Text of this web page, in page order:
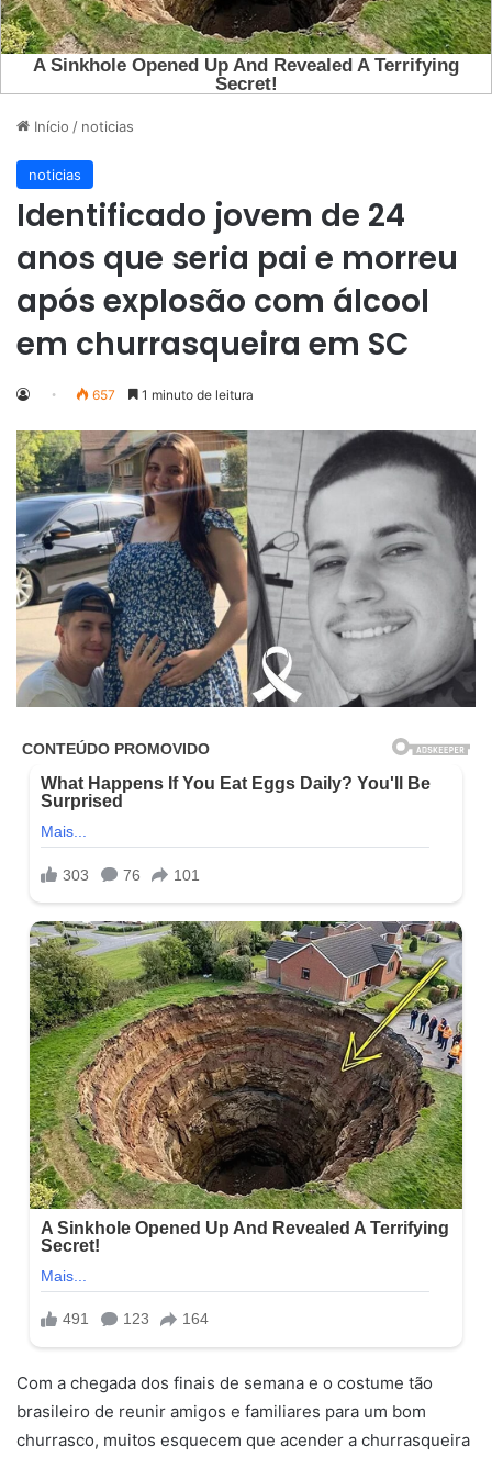
Início / noticias
noticias
Identificado jovem de 24
anos que seria pai e morreu
após explosão com álcool
em churrasqueira em SC
657 1 minuto de leitura
Com a chegada dos finais de semana e o costume tão
brasileiro de reunir amigos e familiares para um bom
churrasco, muitos esquecem que acender a churrasqueira